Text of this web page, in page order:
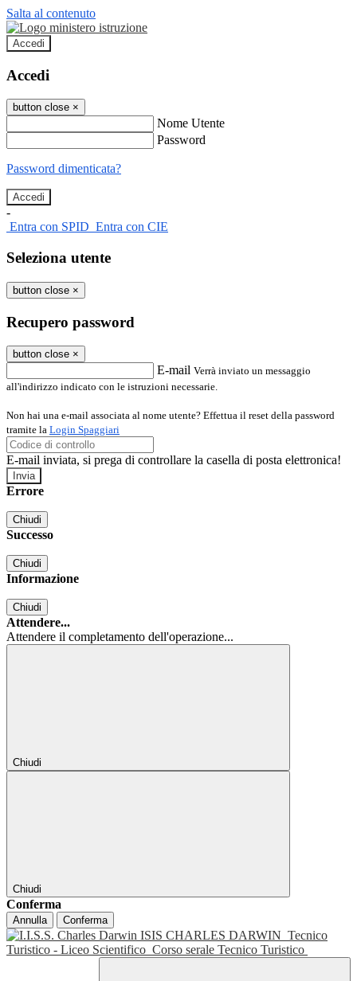
Salta al contenuto
Accedi
Accedi
button close ×
Nome Utente
Password
Password dimenticata?
-
Entra con SPID Entra con CIE
Seleziona utente
button close ×
Recupero password
button close ×
E-mail Verrà inviato un messaggio
all'indirizzo indicato con le istruzioni necessarie.
Non hai una e-mail associata al nome utente? Effettua il reset della password
tramite la Login Spaggiari
E-mail inviata, si prega di controllare la casella di posta elettronica!
Errore
Chiudi
Successo
Chiudi
Informazione
Chiudi
Attendere...
Attendere il completamento dell'operazione...
Chiudi
Chiudi
Conferma
Annulla Conferma
ISIS CHARLES DARWIN Tecnico
Turistico - Liceo Scientifico Corso serale Tecnico Turistico